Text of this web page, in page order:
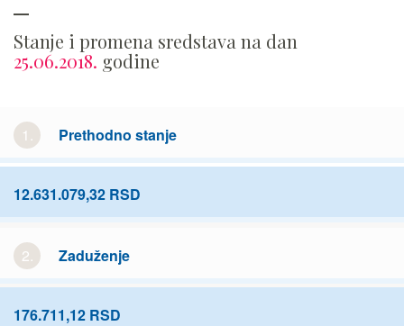
Stanje i promena sredstava na dan
25.06.2018. godine
1. Prethodno stanje
12.631.079,32 RSD
2. Zaduženje
176.711,12 RSD